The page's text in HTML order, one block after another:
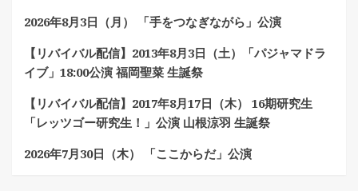
2026年8月3日（月） 「手をつなぎながら」公演
【リバイバル配信】2013年8月3日（土）「パジャマドラ
イブ」18:00公演 福岡聖菜 生誕祭
【リバイバル配信】2017年8月17日（木） 16期研究生
「レッツゴー研究生！」公演 山根涼羽 生誕祭
2026年7月30日（木） 「ここからだ」公演